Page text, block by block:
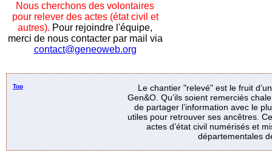
Nous cherchons des volontaires
pour relever des actes (état civil et
autres). Pour rejoindre l'équipe,
merci de nous contacter par mail via
contact@geneoweb.org
Top
Le chantier "relevé" est le fruit
Gen&O. Qu’ils soient remerciés
de partager l’information avec le
utiles pour retrouver ses ancêtres.
actes d’état civil numérisés et
départementales